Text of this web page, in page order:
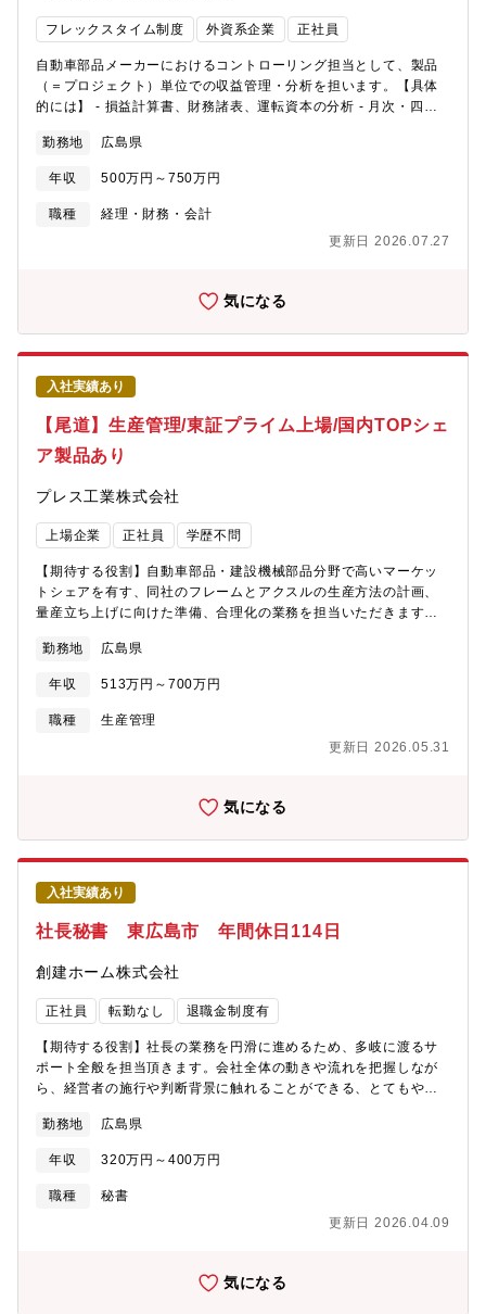
フレックスタイム制度 外資系企業 正社員
自動車部品メーカーにおけるコントローリング担当として、製品
（＝プロジェクト）単位での収益管理・分析を担います。【具体
的には】 - 損益計算書、財務諸表、運転資本の分析 - 月次・四半
の差異分析および評価プロセス運営 - 原価変動要因の分析、収益
見通しの妥当性検証 - 予算および中期計画策定支援 - 新規受注～
開発～量産までの採算性評価 - プロジェクト別収支管理、各部門
（営業・開発・購買等）との連携■仕事の魅力・製品単位で収益を
～量産まで一貫して関わり、製造業の原価構造を実務で理解でき
のキャリア形成が可能■配属先情報組織構成：7名(マネージャー1
名、コントローリング3名、アカウンティング3名) - 平均残業時
間：月10～15時間程度 - 英語使用：メール中心、APAC会議年数
回程度 - OJTにて段階的に業務引継ぎ【会社概要と強み】同社は
ドイツに本社を置くWebasto Groupの日本法人です。自動車用サ
ンルーフ、パノラマルーフ、電動開閉式ルーフなどの開発・製
造・販売を手掛け、国内の主要自動車メーカーと取引していま
す。Webasto Groupはサンルーフ分野で世界トップクラスのシェ
アを持つグローバルサプライヤーです。日本ではダイハツ「コペ
ーフ機構など、車種の特徴や価値を高める製品を提供してきまし
た。強みは、長年培ったルーフシステムの機構設計、制御、量産
技術と、完成車メーカーの要望に合わせて製品を開発・供給でき
しくなる中、開放感や快適性を生み出すパノラマルーフの重要性
が高まっており、同社の技術が生かされる領域は拡大していま
す。【職場環境について】■在宅ワークは週2日ほど実施していま
す。■フレックスタイム制をとっているため就業時間の調整をしな
ゃいます。■県外からの入社者へは引越手当の支給があります。
います。【事業について】■サンルーフで世界最大手の同社。大型
サンルーフの需要拡大を受け2022年には日本で新工場の稼働も開
カー＝高級」といったイメージを変えることで新たなマーケット
ようにエンジンの性能で車の個性を出すことが難しくなっていき
ける製品の需要が高まると考えられています。実際に同社では、
分の1を占めるまで拡大しました。今後5年以内にはその比率を2分
む国内全自動車メーカーと取引があり主な搭載実績として、日産
ざいます。
勤務地 広島県
年収 500万円～750万円
職種
経理・財務・会計
更新日 2026.07.27
気になる
入社実績あり
【尾道】生産管理/東証プライム上場/国内TOPシェ
ア製品あり
プレス工業株式会社
上場企業 正社員 学歴不問
【期待する役割】自動車部品・建設機械部品分野で高いマーケッ
トシェアを有す、同社のフレームとアクスルの生産方法の計画、
量産立ち上げに向けた準備、合理化の業務を担当いただきます。
立案および管理・製品在庫の確認および調達・取引先、各部門、
製造現場との調達および折衝 など【研修】入社後の2日間は基礎
研修を受けていただきます。3日目以降は現場の先輩社員と一緒に
OJTで研修を受けていただきます。社員一人ひとりのスキルアッ
対象とする通信教育は80コース以上です。実務に沿った内容・資
す。【組織構成】15名(20代～50代)がおり、担当業務を決めて業
務に就いています。気軽に相談し合える部署の雰囲気です。
勤務地 広島県
年収 513万円～700万円
職種
生産管理
更新日 2026.05.31
気になる
入社実績あり
社長秘書 東広島市 年間休日114日
創建ホーム株式会社
正社員 転勤なし 退職金制度有
【期待する役割】社長の業務を円滑に進めるため、多岐に渡るサ
ポート全般を担当頂きます。会社全体の動きや流れを把握しなが
ら、経営者の施行や判断背景に触れることができる、とてもやり
務社長のスケジュール管理、会議や来客の調整、出張手配、各部
署や取引先との連絡調整■情報整理業務社内外から集まる情報の整
理・要約を行い、必要な情報をわかりすく端的に伝えるための資
料作成や、情報伝達を担う■社内外対応業務社内外への発信内容の
場を間近に感じることができます【募集背景】新規ポジション創
勤務地 広島県
年収 320万円～400万円
職種
秘書
更新日 2026.04.09
気になる